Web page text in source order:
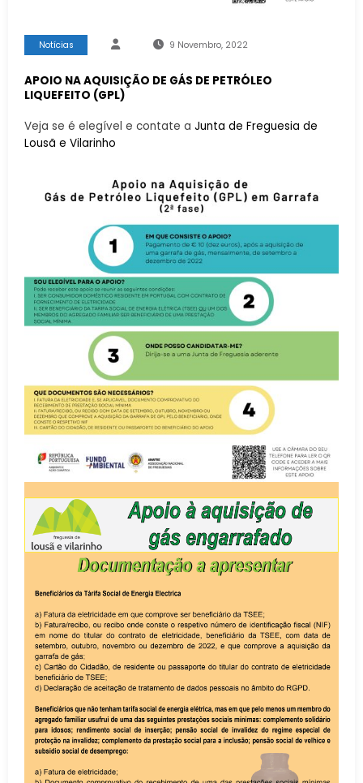
Notícias 9 Novembro, 2022
APOIO NA AQUISIÇÃO DE GÁS DE PETRÓLEO
LIQUEFEITO (GPL)
Veja se é elegível e contate a Junta de Freguesia de
Lousã e Vilarinho